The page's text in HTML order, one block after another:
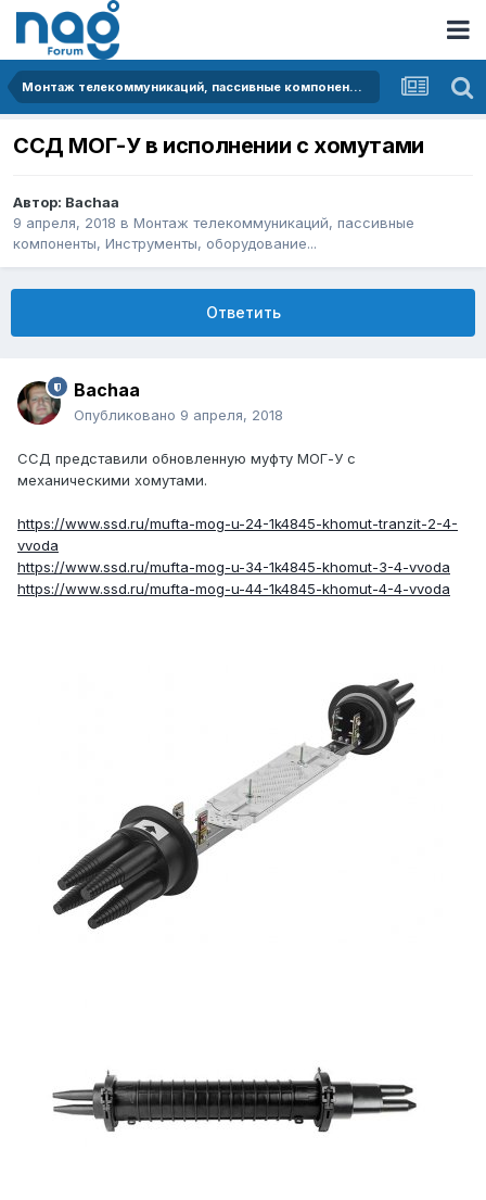
Монтаж телекоммуникаций, пассивные компоненты, Инструменты, оборудование...
ССД МОГ-У в исполнении с хомутами
Автор: Bachaa
9 апреля, 2018 в Монтаж телекоммуникаций, пассивные
компоненты, Инструменты, оборудование...
Ответить
Bachaa
Опубликовано 9 апреля, 2018
ССД представили обновленную муфту МОГ-У с
механическими хомутами.
https://www.ssd.ru/mufta-mog-u-24-1k4845-khomut-tranzit-2-4-
vvoda
https://www.ssd.ru/mufta-mog-u-34-1k4845-khomut-3-4-vvoda
https://www.ssd.ru/mufta-mog-u-44-1k4845-khomut-4-4-vvoda